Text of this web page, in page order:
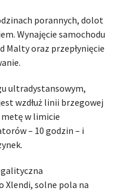
porannych, dolot
Wynajęcie samochodu
Malty oraz przepłynięcie
ultradystansowym,
wzdłuż linii brzegowej
metę w limicie
– 10 godzin – i
Xlendi, solne pola na